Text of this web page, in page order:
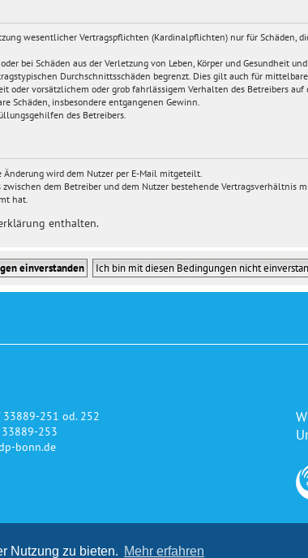
Nutzung zu bieten. Mehr erfahren
wesentlicher Vertragspflichten (Kardinalpflichten) nur für Schäden,
bei Schäden aus der Verletzung von Leben, Körper und Gesundheit
Durchschnittsschäden begrenzt. Dies gilt auch für
oder vorsätzlichem oder grob fahrlässigem Verhalten des Betreibers
Schäden, insbesondere entgangenen Gewinn.
des Betreibers.
wird dem Nutzer per E-Mail mitgeteilt.
dem Betreiber und dem Nutzer bestehende Vertragsverhältnis
hat.
enthalten.
251 od. 252
253
bonn.de
Impuls Werbeagentur, Hannover |www.werbeagentur-